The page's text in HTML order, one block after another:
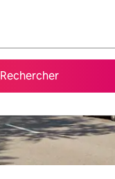
Rechercher